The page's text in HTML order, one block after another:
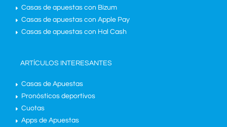
Casas de apuestas con Bizum
Casas de apuestas con Apple Pay
Casas de apuestas con Hal Cash
ARTÍCULOS INTERESANTES
Casas de Apuestas
Pronósticos deportivos
Cuotas
Apps de Apuestas